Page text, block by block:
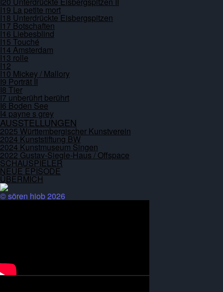
I19 La petite mort
I18 Unterdrückte Eisbergspitzen
I17 Botschaften
I16 Liebesblind
I15 Touché
I14 Amsterdam
I13 rolle
I12
I10 Mickey / Mallory
I9 Porträt II
I8 Tier
I7 unberührt berührt
I6 Boden See
I4 payne s grey
AUSSTELLUNGEN
2025 Württembergischer Kunstverein
2024 Kunststiftung BW
2024 Kunstmuseum Singen
2022 Gustav-Siegle-Haus / Offspace
SCHAUSPIELER
NEUE EPISODE
ÜBERMICH
© sören hiob 2026